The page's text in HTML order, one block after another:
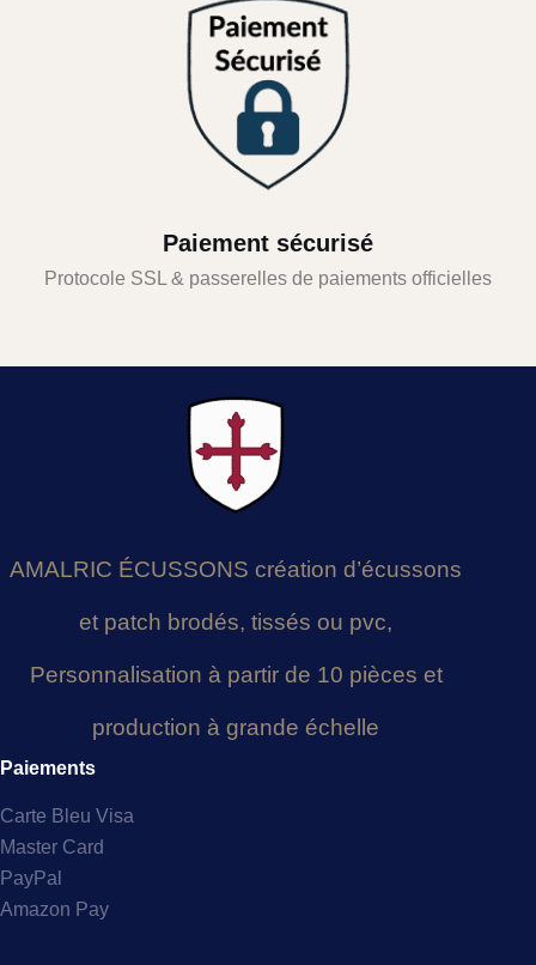
Paiement sécurisé
Protocole SSL & passerelles de paiements officielles
AMALRIC ÉCUSSONS création d’écussons
et patch brodés, tissés ou pvc,
Personnalisation à partir de 10 pièces et
production à grande échelle
Paiements
Carte Bleu Visa
Master Card
PayPal
Amazon Pay